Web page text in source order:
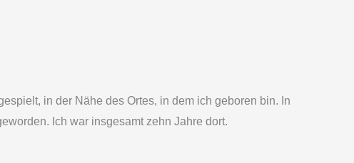
in der Nähe des Ortes, in dem ich geboren bin. In
Ich war insgesamt zehn Jahre dort.